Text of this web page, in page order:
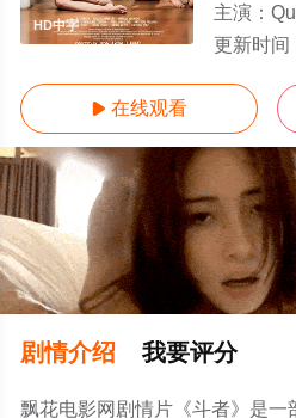
HD中字
主演：
更新时间
 在线观看
剧情介绍 我要评分
飘花电影网剧情片《斗者》是